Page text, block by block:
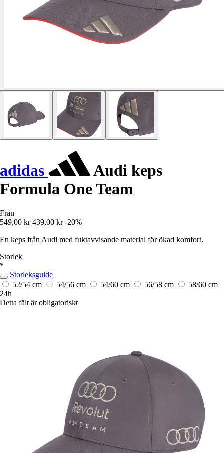
adidas
Audi keps
Formula One Team
Från
549,00 kr 439,00 kr -20%
En keps från Audi med fuktavvisande material för ökad komfort.
Storlek
*
Storleksguide
52/54 cm
54/56 cm 54/60 cm 56/58 cm
58/60 cm
24h
Detta fält är obligatoriskt